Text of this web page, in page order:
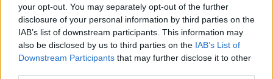
your opt-out. You may separately opt-out of the further
disclosure of your personal information by third parties on the
IAB’s list of downstream participants. This information may
also be disclosed by us to third parties on the IAB’s List of
Downstream Participants that may further disclose it to other
15/07/2008
ARGENTINA Riquelme lascia la
nazionale BUENOS AIRES —